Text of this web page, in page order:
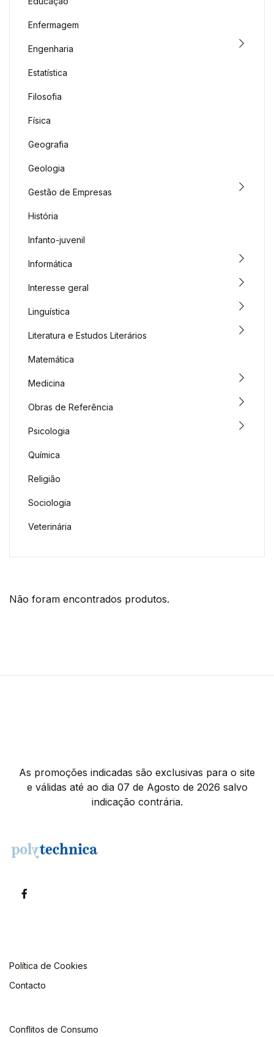
Não foram encontrados produtos.
Enfermagem
Engenharia
Estatística
Filosofia
Física
Geografia
Geologia
Gestão de Empresas
História
Infanto-juvenil
Informática
Interesse geral
Linguística
Literatura e Estudos Literários
Matemática
Medicina
Obras de Referência
Psicologia
Química
Religião
Sociologia
Veterinária
As promoções indicadas são exclusivas para o site
e válidas até ao dia 07 de Agosto de 2026 salvo
indicação contrária.
Política de Cookies
Contacto
Conflitos de Consumo